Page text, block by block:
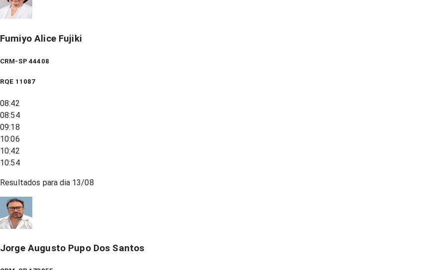
Fumiyo Alice Fujiki
CRM-SP 44408
RQE 11087
08:42
08:54
09:18
10:06
10:42
10:54
Resultados para dia 13/08
Jorge Augusto Pupo Dos Santos